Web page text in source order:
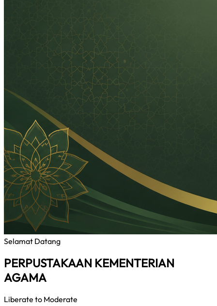
Selamat Datang
PERPUSTAKAAN KEMENTERIAN
AGAMA
Liberate to Moderate